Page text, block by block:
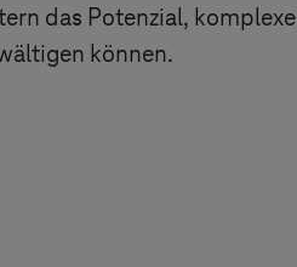
das Potenzial, komplexe
können.